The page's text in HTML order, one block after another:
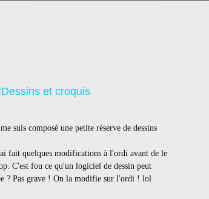
et croquis
suis composé une petite réserve de dessins
fait quelques modifications à l'ordi avant de le
C'est fou ce qu'un logiciel de dessin peut
? Pas grave ! On la modifie sur l'ordi ! lol